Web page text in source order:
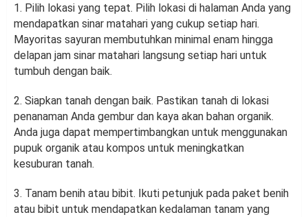
1. Pilih lokasi yang tepat. Pilih lokasi di halaman Anda yang
mendapatkan sinar matahari yang cukup setiap hari.
Mayoritas sayuran membutuhkan minimal enam hingga
delapan jam sinar matahari langsung setiap hari untuk
tumbuh dengan baik.
2. Siapkan tanah dengan baik. Pastikan tanah di lokasi
penanaman Anda gembur dan kaya akan bahan organik.
Anda juga dapat mempertimbangkan untuk menggunakan
pupuk organik atau kompos untuk meningkatkan
kesuburan tanah.
3. Tanam benih atau bibit. Ikuti petunjuk pada paket benih
atau bibit untuk mendapatkan kedalaman tanam yang